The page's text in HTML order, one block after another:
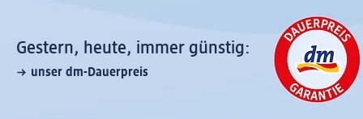
Gestern, heute, immer günstig:
unser dm-Dauerpreis